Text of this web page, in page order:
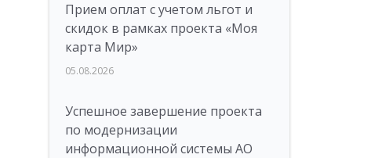
Прием оплат с учетом льгот и
скидок в рамках проекта «Моя
карта Мир»
05.08.2026
Успешное завершение проекта
по модернизации
информационной системы АО